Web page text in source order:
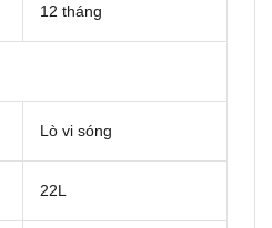
12 tháng
Lò vi sóng
22L